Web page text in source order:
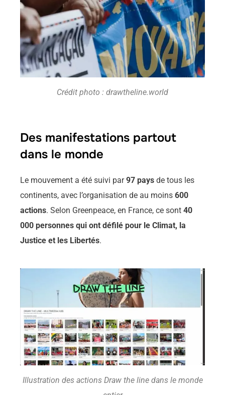
Crédit photo : drawtheline.world
Des manifestations partout
dans le monde
Le mouvement a été suivi par97 pays de tous les
continents, avec l’organisation de au moins 600
actions. Selon Greenpeace, en France, ce sont 40
000 personnes qui ont défilé pour le Climat, la
Justice et les Libertés.
Illustration des actions Draw the line dans le monde